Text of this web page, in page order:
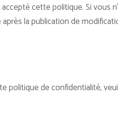
cette politique. Si vous
la publication de
politique de confidentialité,